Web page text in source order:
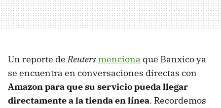
Un reporte deReutersmenciona que Banxico ya
se encuentra en conversaciones directas con
Amazon para que su servicio pueda llegar
directamente a la tienda en línea. Recordemos